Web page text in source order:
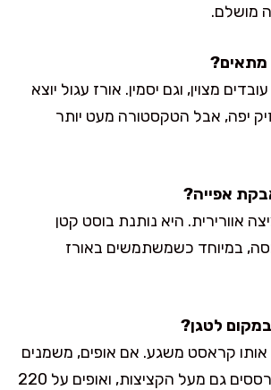
מושלם.
מצוין, וגם יסמין. אורז עגול יוצא
יפה, אבל הטקסטורה מעט יותר
אוורירית. היא נותנת בוסט קטן
במיוחד כשמשתמשים באורז
קראסט משגע. אם אופים, משמנים
היטב נייר אפייה, מרססים גם מעל הקציצות, ואופים על 220